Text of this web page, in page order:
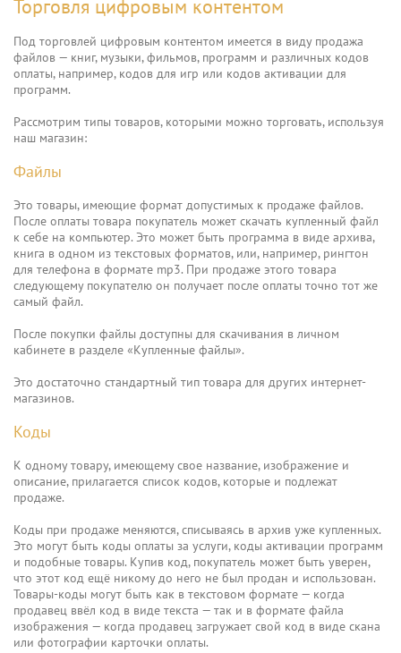
Торговля цифровым контентом
Под торговлей цифровым контентом имеется в виду продажа
файлов — книг, музыки, фильмов, программ и различных кодов
оплаты, например, кодов для игр или кодов активации для
программ.
Рассмотрим типы товаров, которыми можно торговать, используя
наш магазин:
Файлы
Это товары, имеющие формат допустимых к продаже файлов.
После оплаты товара покупатель может скачать купленный файл
к себе на компьютер. Это может быть программа в виде архива,
книга в одном из текстовых форматов, или, например, рингтон
для телефона в формате mp3. При продаже этого товара
следующему покупателю он получает после оплаты точно тот же
самый файл.
После покупки файлы доступны для скачивания в личном
кабинете в разделе «Купленные файлы».
Это достаточно стандартный тип товара для других интернет-
магазинов.
Коды
К одному товару, имеющему свое название, изображение и
описание, прилагается список кодов, которые и подлежат
продаже.
Коды при продаже меняются, списываясь в архив уже купленных.
Это могут быть коды оплаты за услуги, коды активации программ
и подобные товары. Купив код, покупатель может быть уверен,
что этот код ещё никому до него не был продан и использован.
Товары-коды могут быть как в текстовом формате — когда
продавец ввёл код в виде текста — так и в формате файла
изображения — когда продавец загружает свой код в виде скана
или фотографии карточки оплаты.